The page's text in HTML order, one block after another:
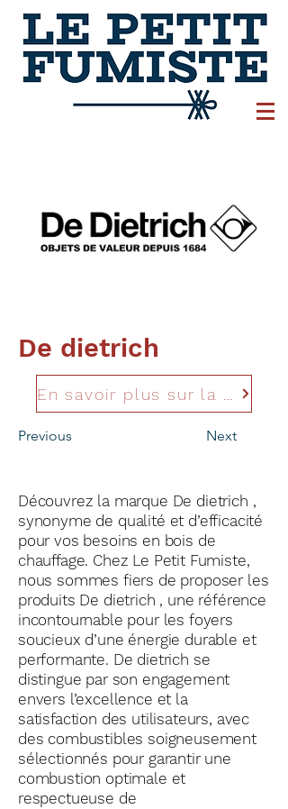
De dietrich
Previous Next
Découvrez la marque De dietrich ,
synonyme de qualité et d’efficacité
pour vos besoins en bois de
chauffage. Chez Le Petit Fumiste,
nous sommes fiers de proposer les
produits De dietrich , une référence
incontournable pour les foyers
soucieux d’une énergie durable et
performante. De dietrich se
distingue par son engagement
envers l’excellence et la
satisfaction des utilisateurs, avec
des combustibles soigneusement
sélectionnés pour garantir une
combustion optimale et
respectueuse de